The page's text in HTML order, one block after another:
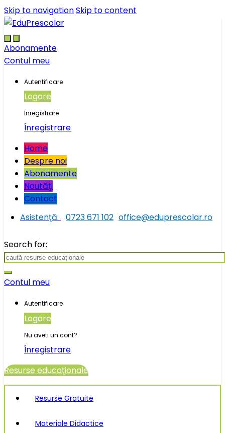
Skip to navigationSkip to content
Abonamente
Contul meu
Autentificare
Logare
Inregistrare
Înregistrare
Home
Despre noi
Abonamente
Noutăţi
Contact
Asistenţă:
0723 671 102 office@eduprescolar.ro
Search for:
Contul meu
Autentificare
Logare
Nu aveti un cont?
Înregistrare
Resurse educaţionale
Resurse Gratuite
Materiale Didactice